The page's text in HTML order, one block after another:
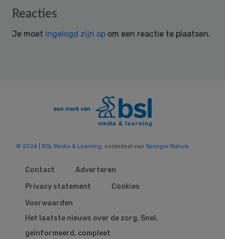
Reader
Reacties
Je moet ingelogd zijn op om een reactie te plaatsen.
© 2026 | BSL Media & Learning, onderdeel van Springer Nature
Contact
Adverteren
Privacy statement
Cookies
Voorwaarden
Het laatste nieuws over de zorg. Snel,
geïnformeerd, compleet